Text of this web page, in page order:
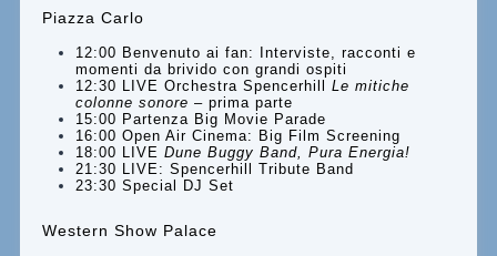
Piazza Carlo
12:00 Benvenuto ai fan: Interviste, racconti e
momenti da brivido con grandi ospiti
12:30 LIVE Orchestra Spencerhill Le mitiche
colonne sonore – prima parte
15:00 Partenza Big Movie Parade
16:00 Open Air Cinema: Big Film Screening
18:00 LIVE Dune Buggy Band, Pura Energia!
21:30 LIVE: Spencerhill Tribute Band
23:30 Special DJ Set
Western Show Palace